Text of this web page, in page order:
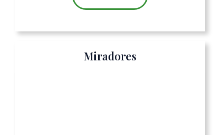
Miradores